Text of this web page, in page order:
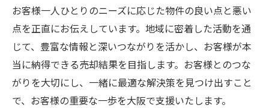
お客様一人ひとりのニーズに応じた物件の良い点と悪い
点を正直にお伝えしています。地域に密着した活動を通
じて、豊富な情報と深いつながりを活かし、お客様が本
当に納得できる売却結果を目指します。お客様とのつな
がりを大切にし、一緒に最適な解決策を見つけ出すこと
で、お客様の重要な一歩を大阪で支援いたします。